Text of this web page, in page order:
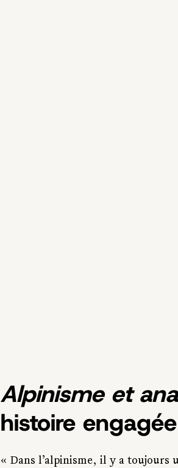
Alpinisme et
histoire engagée
« Dans l’alpinisme, il y a